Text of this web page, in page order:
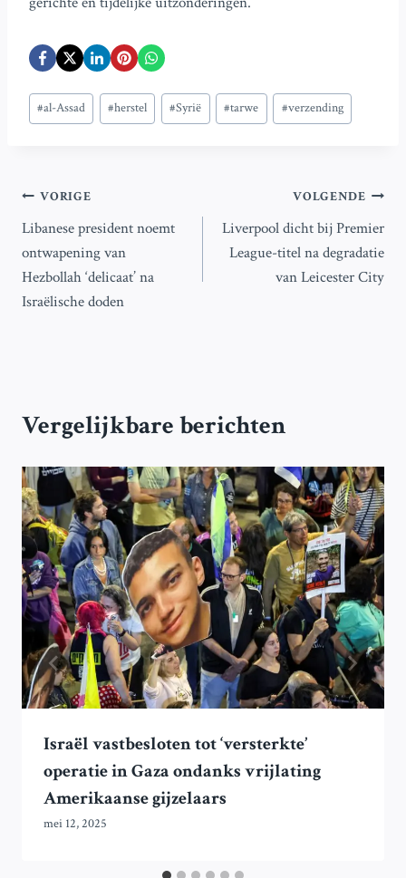
Bericht
tags:
#al-Assad #herstel #Syrië #tarwe #verzending
Bericht
navigatie
VORIGE
Libanese president noemt
ontwapening van
Hezbollah ‘delicaat’ na
Israëlische doden
VOLGENDE
Liverpool dicht bij Premier
League-titel na degradatie
van Leicester City
Vergelijkbare berichten
Israël vastbesloten tot ‘versterkte’
operatie in Gaza ondanks vrijlating
Amerikaanse gijzelaars
mei 12, 2025